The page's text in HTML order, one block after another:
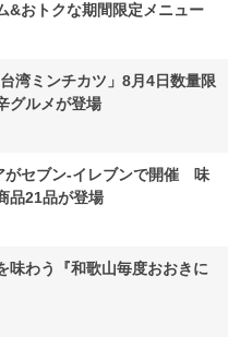
&おトクな期間限定メニュー
湾ミンチカツ」8月4日数量限
グルメが登場
がセブン-イレブンで開催 味
品21品が登場
味わう『和歌山毎度おおきに